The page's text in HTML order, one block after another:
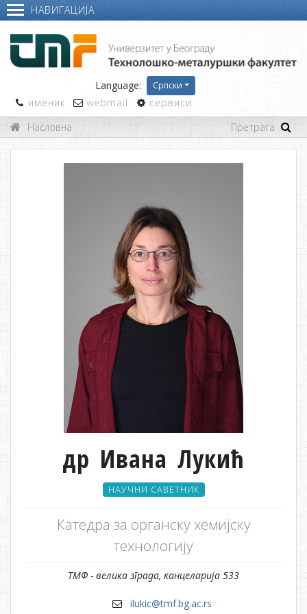
НАВИГАЦИЈА
Language: Српски
именик webmail
сервиси
Насловна
др Ивана Лукић
НАУЧНИ САВЕТНИК
Катедра за органску хемијску
технологију
ТМФ - велика зграда, канцеларија 533
ilukic@tmf.bg.ac.rs